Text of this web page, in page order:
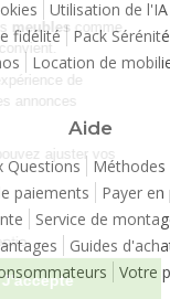
Utilisation de l'IA
fidélité
Pack Sérénité
Location de
Aide
Questions
Méthodes
paiements
Payer
Service de
Guides
Votre
question de goût… pour
choisissez ce qui vous
pour vous offrir une
afficher un contenu et
fins publicitaires
? Pas de souci, vous
de confidentialité
certifiés par